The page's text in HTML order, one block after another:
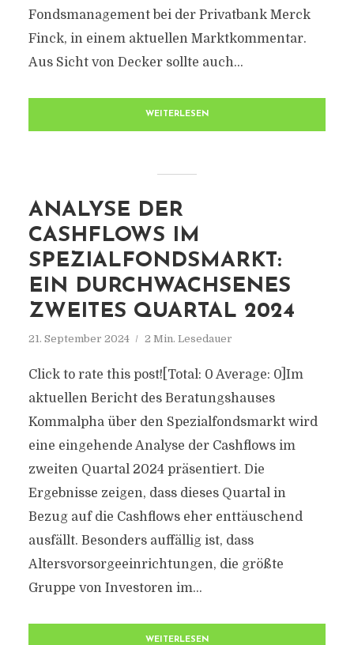
Fondsmanagement bei der Privatbank Merck
Finck, in einem aktuellen Marktkommentar.
Aus Sicht von Decker sollte auch...
WEITERLESEN
ANALYSE DER
CASHFLOWS IM
SPEZIALFONDSMARKT:
EIN DURCHWACHSENES
ZWEITES QUARTAL 2024
21. September 2024 2 Min. Lesedauer
Click to rate this post![Total: 0 Average: 0]Im
aktuellen Bericht des Beratungshauses
Kommalpha über den Spezialfondsmarkt wird
eine eingehende Analyse der Cashflows im
zweiten Quartal 2024 präsentiert. Die
Ergebnisse zeigen, dass dieses Quartal in
Bezug auf die Cashflows eher enttäuschend
ausfällt. Besonders auffällig ist, dass
Altersvorsorgeeinrichtungen, die größte
Gruppe von Investoren im...
WEITERLESEN